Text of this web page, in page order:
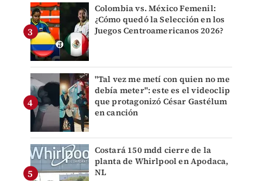
Colombia vs. México Femenil:
¿Cómo quedó la Selección en los
Juegos Centroamericanos 2026?
"Tal vez me metí con quien no me
debía meter": este es el videoclip
que protagonizó César Gastélum
en canción
Costará 150 mdd cierre de la
planta de Whirlpool en Apodaca,
NL